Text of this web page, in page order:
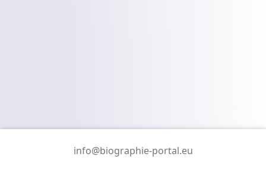
info@biographie-portal.eu